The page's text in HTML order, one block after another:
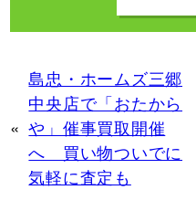
«
島忠・ホームズ三郷
中央店で「おたから
や」催事買取開催
へ 買い物ついでに
気軽に査定も